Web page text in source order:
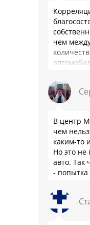
чем
уровня
В центр
чем
каким-то
Но это не
авто. Так
- попытка